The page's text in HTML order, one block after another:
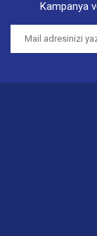
Kampanya